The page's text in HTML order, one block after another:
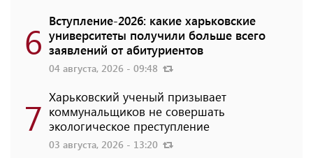
6 Вступление-2026: какие харьковские
университеты получили больше всего
заявлений от абитуриентов
04 августа, 2026 - 09:48
7 Харьковский ученый призывает
коммунальщиков не совершать
экологическое преступление
03 августа, 2026 - 13:20